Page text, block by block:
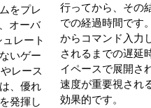
をプレ
オーバ
レート
いゲー
レース
、優れ
発揮し
行ってから、その
での経過時間です
からコマンド入力
されるまでの遅延
イペースで展開さ
速度が重要視され
効果的です。